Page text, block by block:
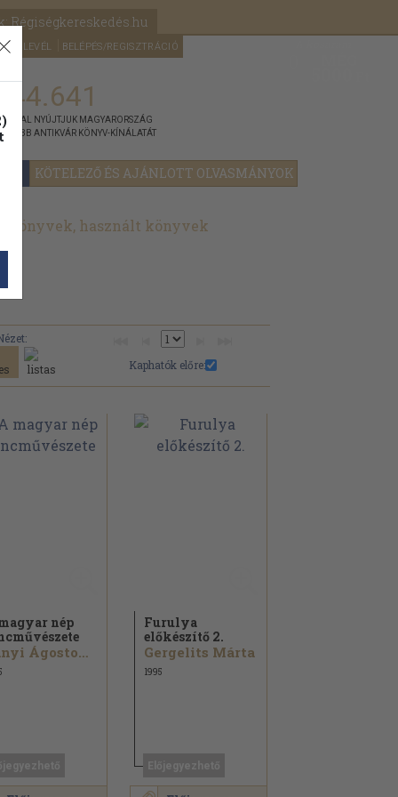
Régiségkereskedés.hu
HÍRLEVÉL BELÉPÉS/REGISZTRÁCIÓ
KÖTELEZŐ ÉS AJÁNLOTT OLVASMÁNYOK
NYÚJTJUK MAGYARORSZÁG
ANTIKVÁR KÖNYV-KÍNÁLATÁT
könyvek, használt könyvek
Kaphatók előre:
nép
Lányi Ágoston...
Furulya
előkészítő 2.
Gergelits Márta
1995